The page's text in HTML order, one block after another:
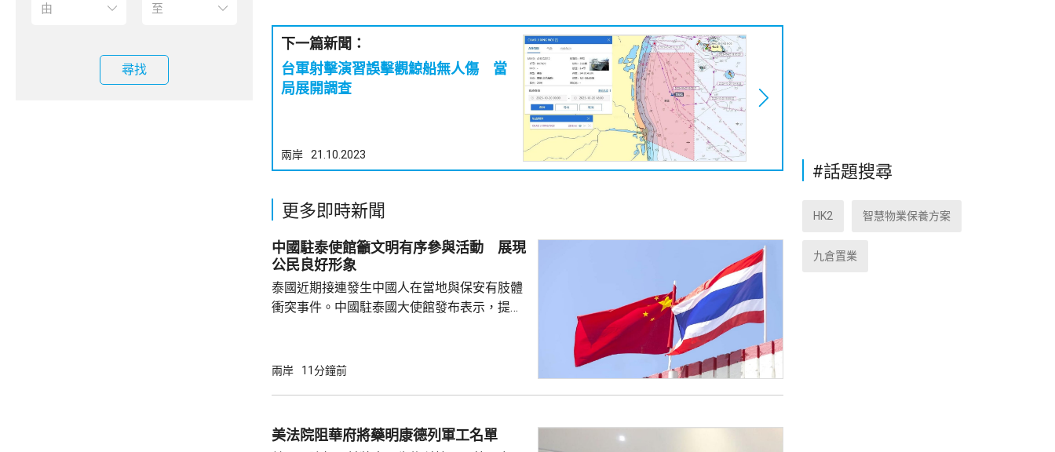
尋找
下一篇新聞：
台軍射擊演習誤擊觀鯨船無人傷 當
局展開調查
兩岸 21.10.2023
更多即時新聞
中國駐泰使館籲文明有序參與活動 展現
公民良好形象
泰國近期接連發生中國人在當地與保安有肢體
衝突事件。中國駐泰國大使館發布表示，提醒
定，文明旅遊、禮貌待人，展現中國公民良好
公民要提前做好準備，了解活動規則，包括入
場、拍攝、攜帶物品等要求，如發生糾紛或合
兩岸 11分鐘前
美法院阻華府將藥明康德列軍工名單
#話題搜尋
HK2 智慧物業保養方案
九倉置業